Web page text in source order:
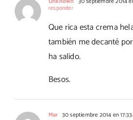
responder
Que rica esta crema
también me decanté
ha salido.
Besos.
Mar 30 septiembre 2014 en 17:33